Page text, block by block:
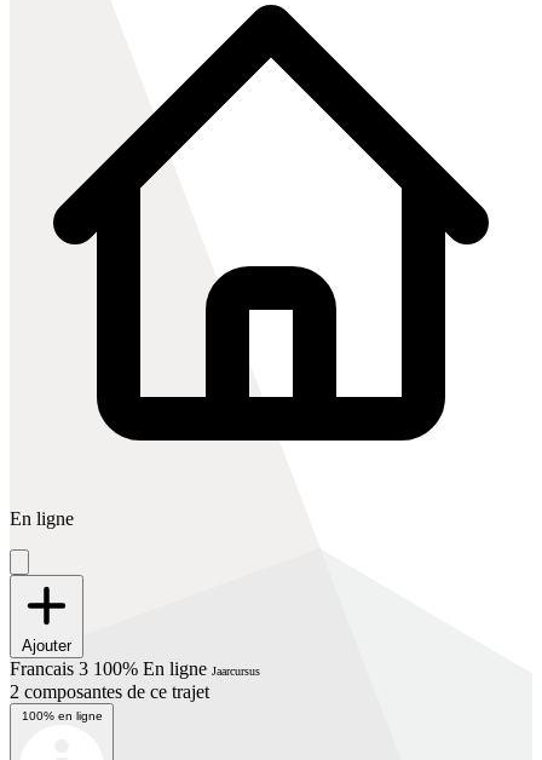
En ligne
Ajouter
Francais 3 100% En ligne Jaarcursus
2 composantes de ce trajet
100% en ligne